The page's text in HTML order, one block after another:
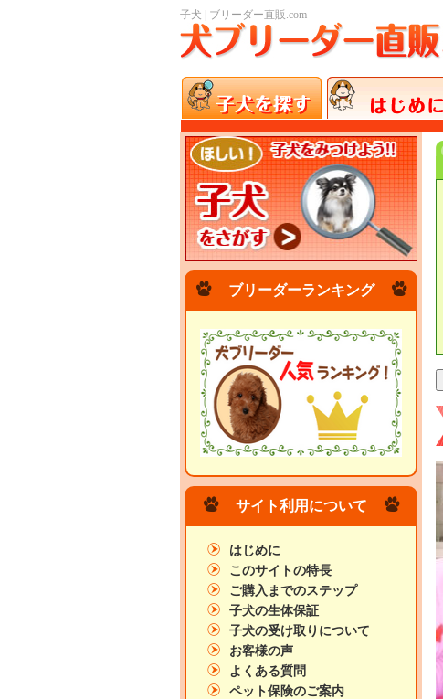
子犬 | ブリーダー直販.com
ブリーダーランキング
サイト利用について
はじめに
このサイトの特長
ご購入までのステップ
子犬の生体保証
子犬の受け取りについて
お客様の声
よくある質問
ペット保険のご案内